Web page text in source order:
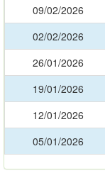
09/02/2026
02/02/2026
26/01/2026
19/01/2026
12/01/2026
05/01/2026